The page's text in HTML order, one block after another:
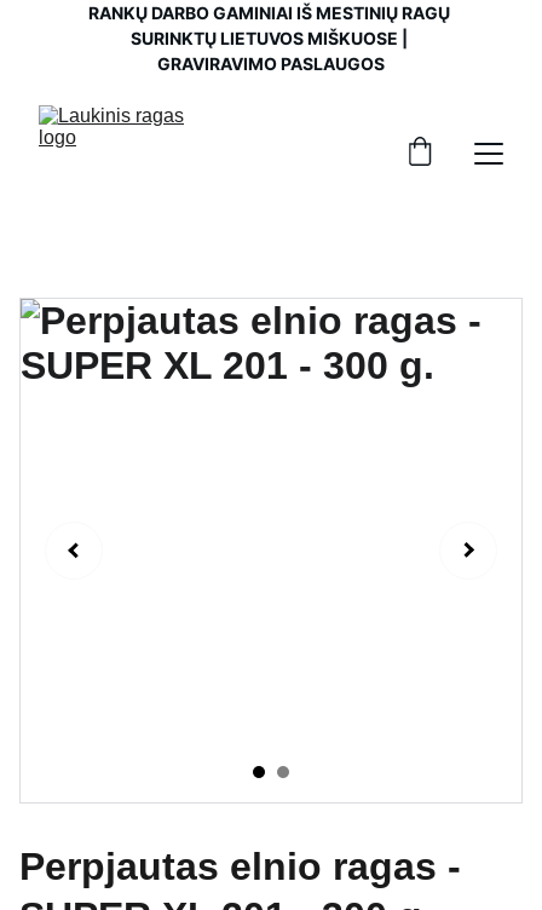
RANKŲ DARBO GAMINIAI IŠ MESTINIŲ RAGŲ
SURINKTŲ LIETUVOS MIŠKUOSE |
GRAVIRAVIMO PASLAUGOS
Perpjautas elnio ragas -